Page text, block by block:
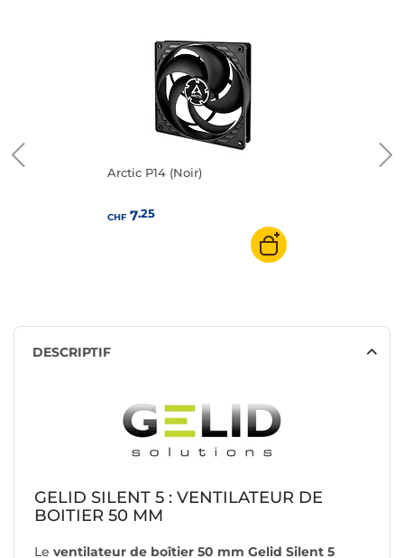
Arctic P14 (Noir)
CHF7.25
DESCRIPTIF
GELID SILENT 5 : VENTILATEUR DE
BOITIER 50 MM
Le ventilateur de boîtier 50 mm Gelid Silent 5